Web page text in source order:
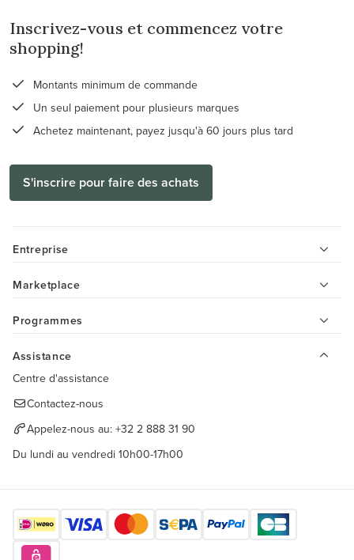
Inscrivez-vous et commencez votre
shopping!
Montants minimum de commande
Un seul paiement pour plusieurs marques
Achetez maintenant, payez jusqu'à 60 jours plus tard
S'inscrire pour faire des achats
Entreprise
Marketplace
Programmes
Assistance
Centre d'assistance
Contactez-nous
Appelez-nous au: +32 2 888 31 90
Du lundi au vendredi 10h00-17h00